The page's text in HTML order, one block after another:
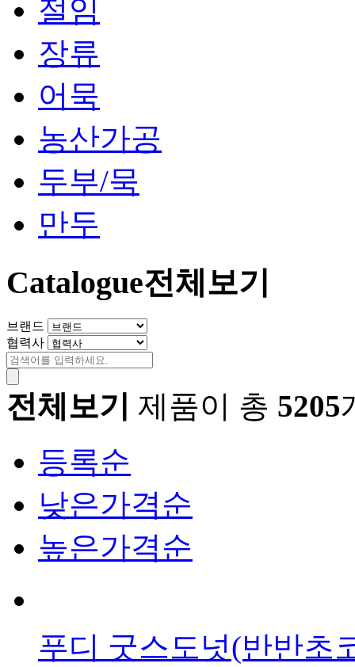
절임
장류
어묵
농산가공
두부/묵
만두
Catalogue전체보기
브랜드
협력사
전체보기 제품이 총 5205
등록순
낮은가격순
높은가격순
푸디 굿스도넛(반반초